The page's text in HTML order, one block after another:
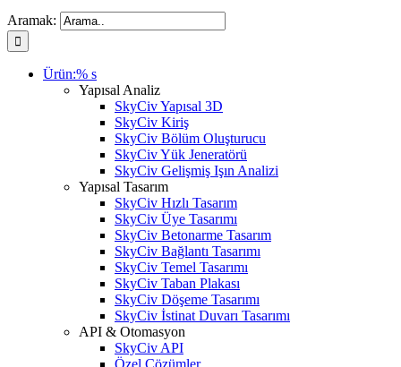
Aramak:
Ürün:% s
Yapısal Analiz
SkyCiv Yapısal 3D
SkyCiv Kiriş
SkyCiv Bölüm Oluşturucu
SkyCiv Yük Jeneratörü
SkyCiv Gelişmiş Işın Analizi
Yapısal Tasarım
SkyCiv Hızlı Tasarım
SkyCiv Üye Tasarımı
SkyCiv Betonarme Tasarım
SkyCiv Bağlantı Tasarımı
SkyCiv Temel Tasarımı
SkyCiv Taban Plakası
SkyCiv Döşeme Tasarımı
SkyCiv İstinat Duvarı Tasarımı
API & Otomasyon
SkyCiv API
Özel Çözümler